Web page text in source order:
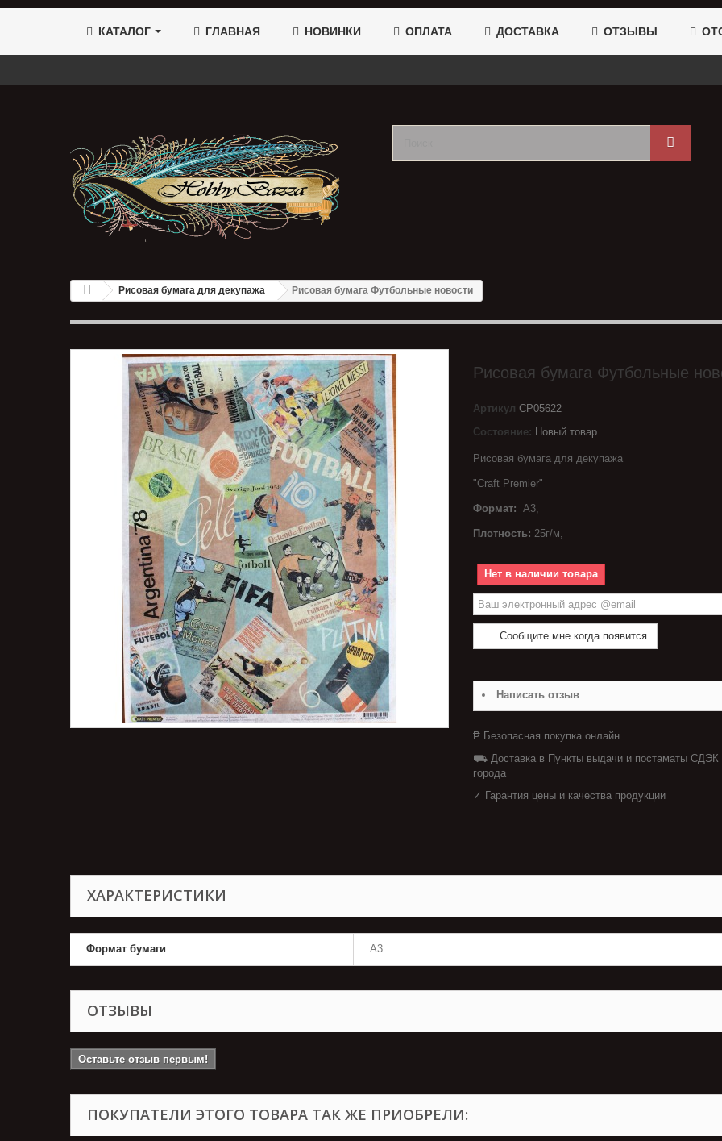
КАТАЛОГ ГЛАВНАЯ НОВИНКИ ОПЛАТА ДОСТАВКА ОТЗЫВЫ
Рисовая бумага для декупажа Рисовая бумага Футбольные новости
Рисовая бумага Футбольные
Артикул CP05622
Состояние: Новый товар
Рисовая бумага для декупажа
"Craft Premier"
Формат: A3,
Плотность: 25г/м,
Нет в наличии товара
Сообщите мне когда появится
Написать отзыв
₱ Безопасная покупка онлайн
⛟ Доставка в Пункты выдачи и постаматы СДЭК
города
✓ Гарантия цены и качества продукции
ХАРАКТЕРИСТИКИ
Формат бумаги А3
ОТЗЫВЫ
Оставьте отзыв первым!
ПОКУПАТЕЛИ ЭТОГО ТОВАРА ТАК ЖЕ ПРИОБРЕЛИ: